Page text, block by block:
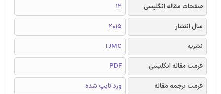
صفحات مقاله انگلیسی
12
سال انتشار
2015
نشریه
IJMC
فرمت مقاله انگلیسی
PDF
فرمت ترجمه مقاله
ورد تایپ شده